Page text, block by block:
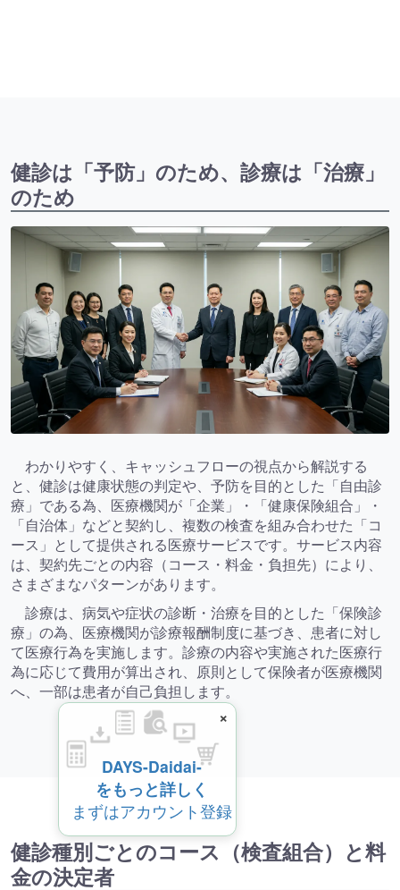
健診は「予防」のため、診療は「治療」
のため
わかりやすく、キャッシュフローの視点から解説する
と、健診は健康状態の判定や、予防を目的とした「自由診
療」である為、医療機関が「企業」・「健康保険組合」・
「自治体」などと契約し、複数の検査を組み合わせた「コ
ース」として提供される医療サービスです。サービス内容
は、契約先ごとの内容（コース・料金・負担先）により、
さまざまなパターンがあります。
診療は、病気や症状の診断・治療を目的とした「保険診
療」の為、医療機関が診療報酬制度に基づき、患者に対し
て医療行為を実施します。診療の内容や実施された医療行
為に応じて費用が算出され、原則として保険者が医療機関
へ、一部は患者が自己負担します。
健診種別ごとのコース（検査組合）と料
金の決定者
DAYS-Daidai-
をもっと詳しく
まずはアカウント登録
×